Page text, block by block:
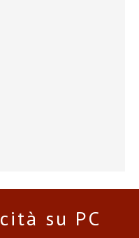
su PC